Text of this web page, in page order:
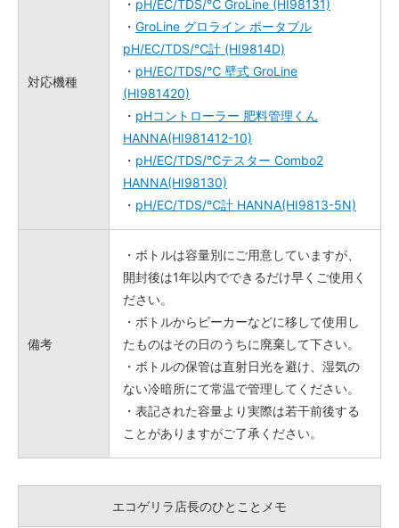
対応機種
・ pH/EC/TDS/℃ GroLine (HI98131)
・ GroLine グロライン ポータブル
pH/EC/TDS/℃計 (HI9814D)
・ pH/EC/TDS/℃ 壁式 GroLine
(HI981420)
・ pHコントローラー 肥料管理くん
HANNA(HI981412-10)
・ pH/EC/TDS/℃テスター Combo2
HANNA(HI98130)
・ pH/EC/TDS/℃計 HANNA(HI9813-5N)
備考
・ボトルは容量別にご用意していますが、
開封後は1年以内でできるだけ早くご使用く
ださい。
・ボトルからビーカーなどに移して使用し
たものはその日のうちに廃棄して下さい。
・ボトルの保管は直射日光を避け、湿気の
ない冷暗所にて常温で管理してください。
・表記された容量より実際は若干前後する
ことがありますがご了承ください。
エコゲリラ店長のひとことメモ